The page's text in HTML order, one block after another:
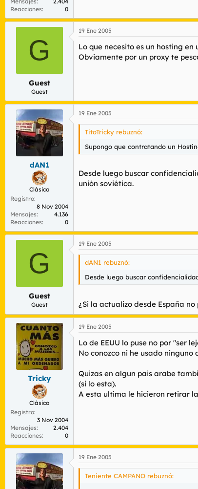
Reacciones
0
G
Guest
Guest
19 Ene 2005
Lo que necesito es un hosting
Obviamente por un proxy te
dAN1
Clásico
Registro
8 Nov 2004
Mensajes
4.136
Reacciones
0
19 Ene 2005
TitoTricky rebuznó:
Supongo que contratando un
Desde luego buscar
unión soviética.
G
Guest
Guest
19 Ene 2005
dAN1 rebuznó:
Desde luego buscar
¿Si la actualizo desde España
Tricky
Clásico
Registro
3 Nov 2004
Mensajes
2.404
Reacciones
0
19 Ene 2005
Lo de EEUU lo puse no por "ser
No conozco ni he usado
Quizas en algun pais arabe
(si lo esta).
A esta ultima le hicieron retirar
19 Ene 2005
Teniente CAMPANO rebuznó: